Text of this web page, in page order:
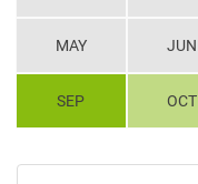
MAY JUN
SEP OCT